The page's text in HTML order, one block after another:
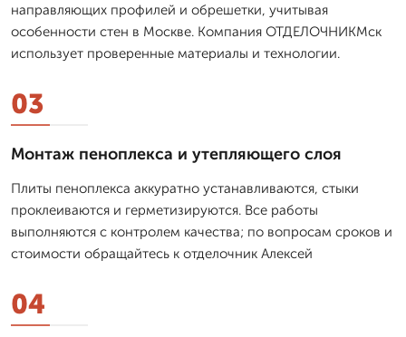
направляющих профилей и обрешетки, учитывая
особенности стен в Москве. Компания ОТДЕЛОЧНИКМск
использует проверенные материалы и технологии.
03
Монтаж пеноплекса и утепляющего слоя
Плиты пеноплекса аккуратно устанавливаются, стыки
проклеиваются и герметизируются. Все работы
выполняются с контролем качества; по вопросам сроков и
стоимости обращайтесь к отделочник Алексей
04